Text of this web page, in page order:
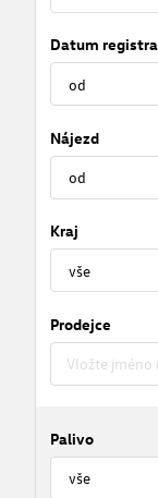
Datum
Nájezd
Kraj
Prodejce
Palivo